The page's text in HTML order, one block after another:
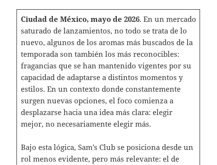
Ciudad de México, mayo de 2026. En un mercado
saturado de lanzamientos, no todo se trata de lo
nuevo, algunos de los aromas más buscados de la
temporada son también los más reconocibles:
fragancias que se han mantenido vigentes por su
capacidad de adaptarse a distintos momentos y
estilos. En un contexto donde constantemente
surgen nuevas opciones, el foco comienza a
desplazarse hacia una idea más clara: elegir
mejor, no necesariamente elegir más.
Bajo esta lógica, Sam’s Club se posiciona desde un
rol menos evidente, pero más relevante: el de